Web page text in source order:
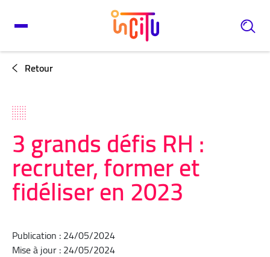
Retour
3 grands défis RH :
recruter, former et
fidéliser en 2023
Publication : 24/05/2024
Mise à jour : 24/05/2024